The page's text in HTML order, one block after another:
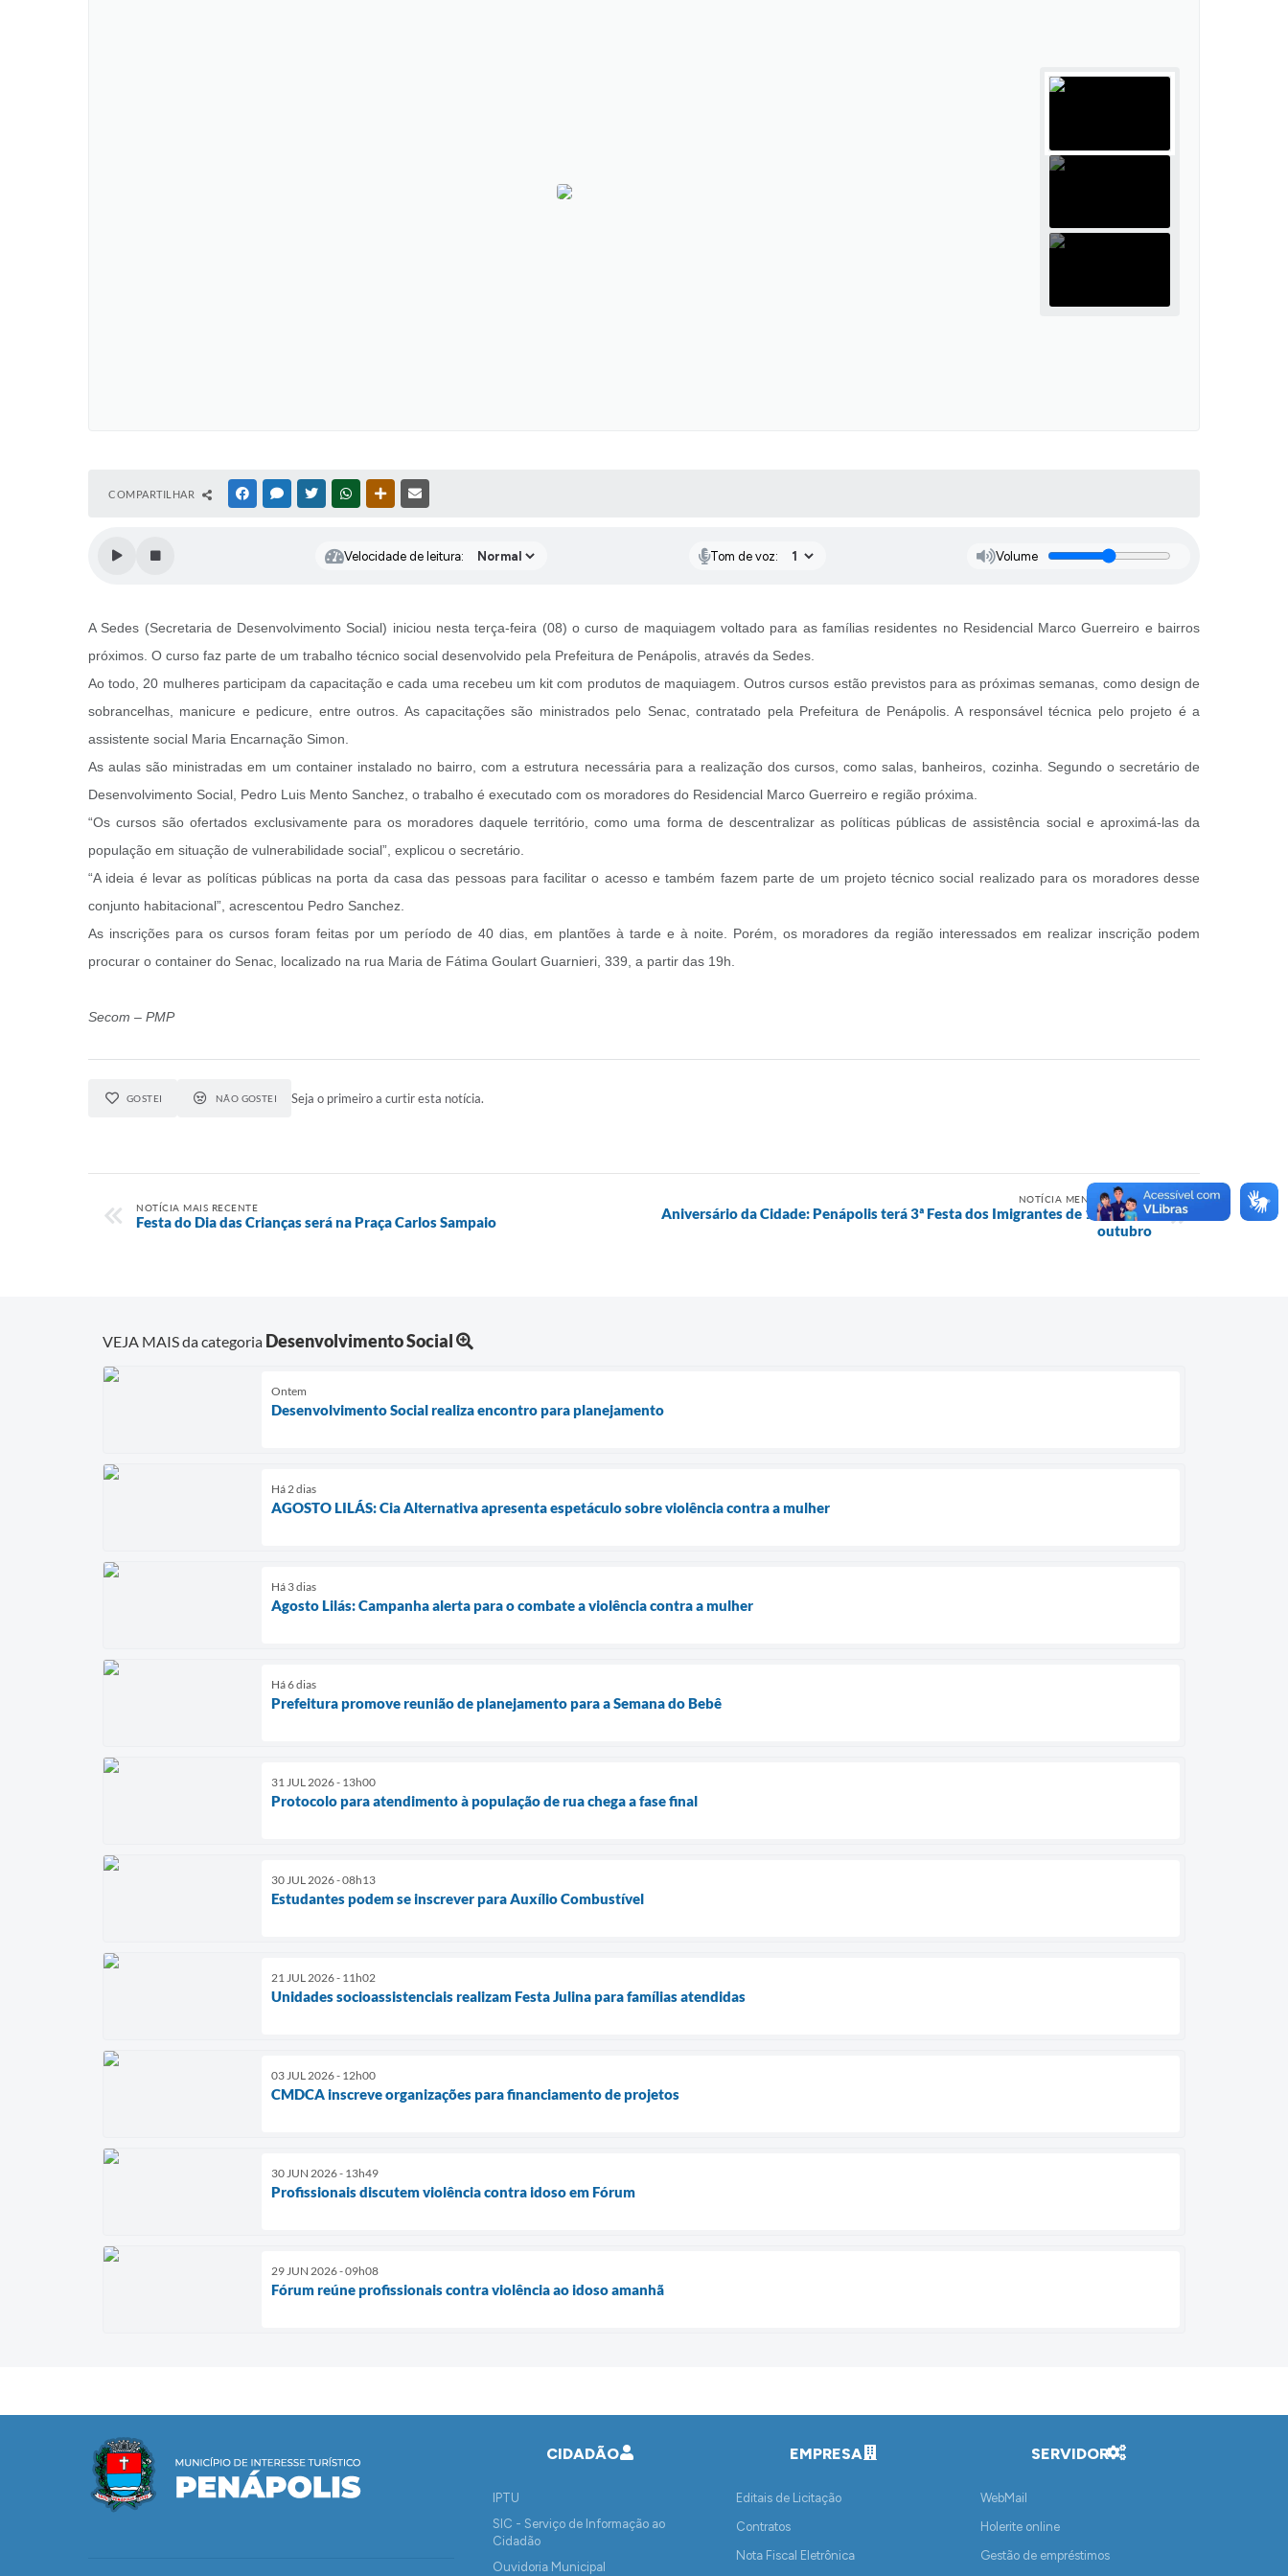
COMPARTILHAR FACEBOOKMESSENGER
TWITTERWHATSAPPOUTRAS MÍDIAS
Velocidade de leitura: Tom de voz: Volume
A Sedes (Secretaria de Desenvolvimento Social) iniciou nesta terça-feira (08) o curso de maquiagem voltado para as famílias residentes no Residencial Marco Guerreiro e bairros
próximos. O curso faz parte de um trabalho técnico social desenvolvido pela Prefeitura de Penápolis, através da Sedes.
Ao todo, 20 mulheres participam da capacitação e cada uma recebeu um kit com produtos de maquiagem. Outros cursos estão previstos para as próximas semanas, como design de
sobrancelhas, manicure e pedicure, entre outros. As capacitações são ministrados pelo Senac, contratado pela Prefeitura de Penápolis. A responsável técnica pelo projeto é a
assistente social Maria Encarnação Simon.
As aulas são ministradas em um container instalado no bairro, com a estrutura necessária para a realização dos cursos, como salas, banheiros, cozinha. Segundo o secretário de
Desenvolvimento Social, Pedro Luis Mento Sanchez, o trabalho é executado com os moradores do Residencial Marco Guerreiro e região próxima.
“Os cursos são ofertados exclusivamente para os moradores daquele território, como uma forma de descentralizar as políticas públicas de assistência social e aproximá-las da
população em situação de vulnerabilidade social”, explicou o secretário.
“A ideia é levar as políticas públicas na porta da casa das pessoas para facilitar o acesso e também fazem parte de um projeto técnico social realizado para os moradores desse
conjunto habitacional”, acrescentou Pedro Sanchez.
As inscrições para os cursos foram feitas por um período de 40 dias, em plantões à tarde e à noite. Porém, os moradores da região interessados em realizar inscrição podem
procurar o container do Senac, localizado na rua Maria de Fátima Goulart Guarnieri, 339, a partir das 19h.
Secom – PMP
GOSTEI NÃO GOSTEI Seja o primeiro a curtir esta notícia.
NOTÍCIA MAIS RECENTE
Festa do Dia das Crianças será na Praça Carlos Sampaio
NOTÍCIA MENOS RECENTE
Aniversário da Cidade: Penápolis terá 3ª Festa dos Imigrantes de 11 a 13 de
outubro
VEJA MAIS da categoria Desenvolvimento Social
Ontem
Desenvolvimento Social realiza encontro para planejamento
Há 2 dias
AGOSTO LILÁS: Cia Alternativa apresenta espetáculo sobre violência contra a mulher
Há 3 dias
Agosto Lilás: Campanha alerta para o combate a violência contra a mulher
Há 6 dias
Prefeitura promove reunião de planejamento para a Semana do Bebê
31 JUL 2026 - 13h00
Protocolo para atendimento à população de rua chega a fase final
30 JUL 2026 - 08h13
Estudantes podem se inscrever para Auxílio Combustível
21 JUL 2026 - 11h02
Unidades socioassistenciais realizam Festa Julina para famílias atendidas
03 JUL 2026 - 12h00
CMDCA inscreve organizações para financiamento de projetos
30 JUN 2026 - 13h49
Profissionais discutem violência contra idoso em Fórum
29 JUN 2026 - 09h08
Fórum reúne profissionais contra violência ao idoso amanhã
CIDADÃO
IPTU
SIC - Serviço de Informação ao
Cidadão
Ouvidoria Municipal
EMPRESA
Editais de Licitação
Contratos
Nota Fiscal Eletrônica
SERVIDOR
WebMail
Holerite online
Gestão de empréstimos